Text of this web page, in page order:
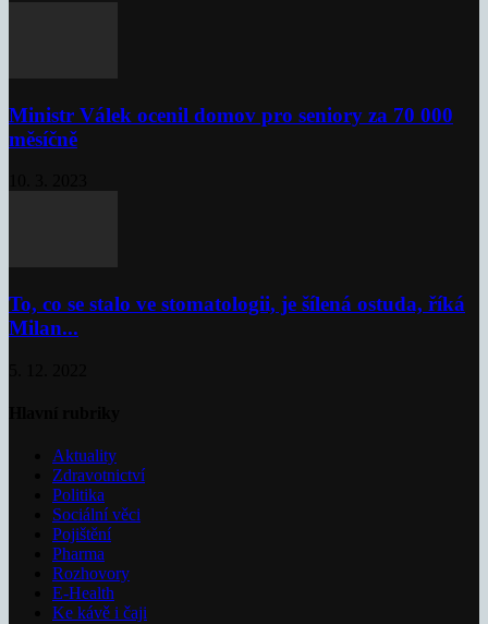
Ministr Válek ocenil domov pro seniory za 70 000
měsíčně
To, co se stalo ve stomatologii, je šílená ostuda, říká
Milan...
Aktuality
Zdravotnictví
Politika
Sociální věci
Pojištění
Pharma
Rozhovory
E-Health
Ke kávě i čaji